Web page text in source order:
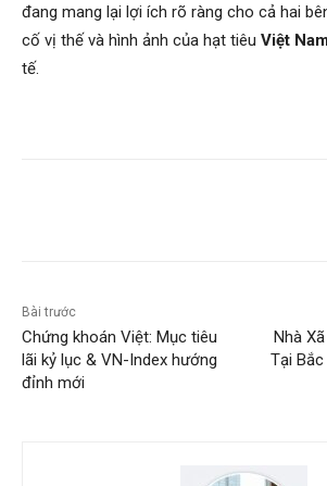
đang mang lại lợi ích rõ ràng cho cả hai
cố vị thế và hình ảnh của hạt tiêu Việt
tế.
Bài trước
Chứng khoán Việt: Mục tiêu
lãi kỷ lục & VN-Index hướng
đỉnh mới
Nhà
Tại Bắc